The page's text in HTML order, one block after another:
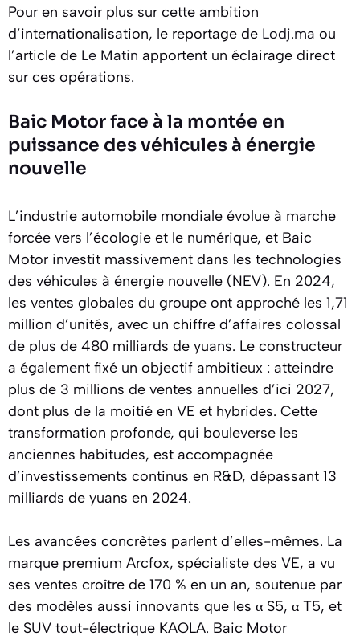
Pour en savoir plus sur cette ambition
d’internationalisation, le reportage de Lodj.ma ou
l’article de Le Matin apportent un éclairage direct
sur ces opérations.
Baic Motor face à la montée en
puissance des véhicules à énergie
nouvelle
L’industrie automobile mondiale évolue à marche
forcée vers l’écologie et le numérique, et Baic
Motor investit massivement dans les technologies
des véhicules à énergie nouvelle (NEV). En 2024,
les ventes globales du groupe ont approché les 1,71
million d’unités, avec un chiffre d’affaires colossal
de plus de 480 milliards de yuans. Le constructeur
a également fixé un objectif ambitieux : atteindre
plus de 3 millions de ventes annuelles d’ici 2027,
dont plus de la moitié en VE et hybrides. Cette
transformation profonde, qui bouleverse les
anciennes habitudes, est accompagnée
d’investissements continus en R&D, dépassant 13
milliards de yuans en 2024.
Les avancées concrètes parlent d’elles-mêmes. La
marque premium Arcfox, spécialiste des VE, a vu
ses ventes croître de 170 % en un an, soutenue par
des modèles aussi innovants que les α S5, α T5, et
le SUV tout-électrique KAOLA. Baic Motor